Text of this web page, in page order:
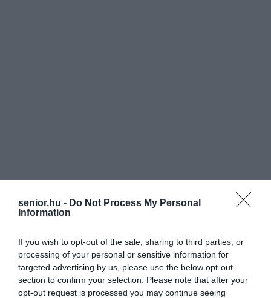
senior.hu - Do Not Process My Personal
Information
If you wish to opt-out of the sale, sharing to third parties, or
processing of your personal or sensitive information for
targeted advertising by us, please use the below opt-out
section to confirm your selection. Please note that after your
opt-out request is processed you may continue seeing